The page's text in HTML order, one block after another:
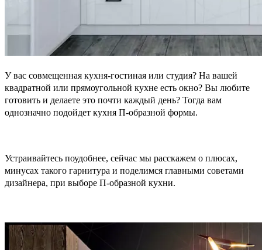
У вас совмещенная кухня-гостиная или студия? На вашей
квадратной или прямоугольной кухне есть окно? Вы любите
готовить и делаете это почти каждый день? Тогда вам
однозначно подойдет кухня П-образной формы.
Устраивайтесь поудобнее, сейчас мы расскажем о плюсах,
минусах такого гарнитура и поделимся главными советами
дизайнера, при выборе П-образной кухни.